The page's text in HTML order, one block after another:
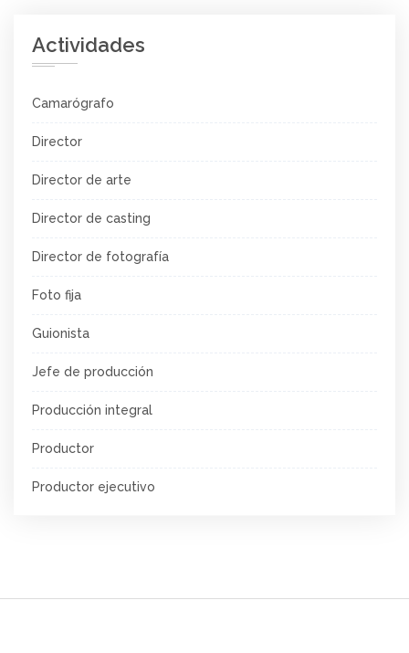
Actividades
Camarógrafo
Director
Director de arte
Director de casting
Director de fotografía
Foto fija
Guionista
Jefe de producción
Producción integral
Productor
Productor ejecutivo